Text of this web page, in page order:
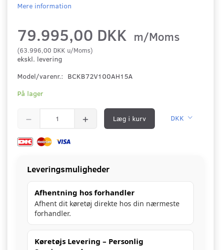
Mere information
79.995,00 DKK m/Moms
(63.996,00 DKK u/Moms)
ekskl. levering
Model/varenr.: BCKB72V100AH15A
På lager
Læg i kurv DKK
Leveringsmuligheder
Afhentning hos forhandler
Afhent dit køretøj direkte hos din nærmeste
forhandler.
Køretøjs Levering – Personlig